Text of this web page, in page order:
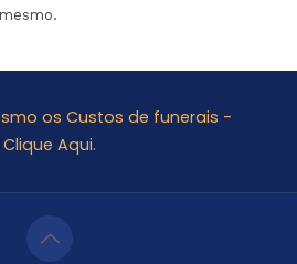
os Custos de funerais -
Clique Aqui.